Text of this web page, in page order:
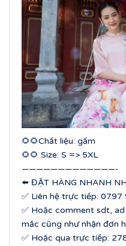
🌻🌻Chất liệu: gấm
🌻🌻 Size: S => 5XL
—————————————-
⬅️ ĐẶT HÀNG NHANH
✅ Liên hệ trực tiếp: 0797
✅ Hoặc comment sdt,
mắc cũng như nhận đơn
✅ Hoặc qua trực tiếp: